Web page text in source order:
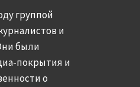
группой
и
были
покрытия и
о